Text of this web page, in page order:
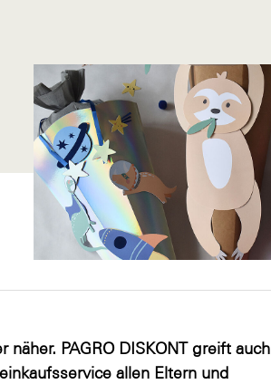
PAGRO DISKONT greift auch
allen Eltern und